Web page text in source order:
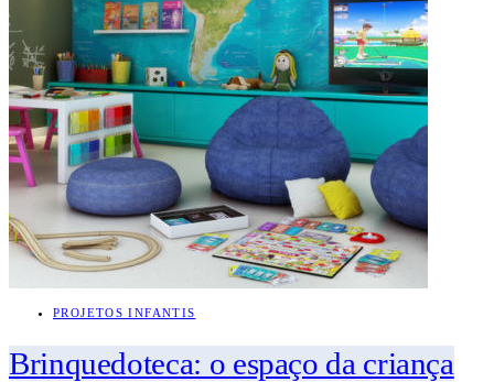
PROJETOS INFANTIS
Brinquedoteca: o espaço da criança